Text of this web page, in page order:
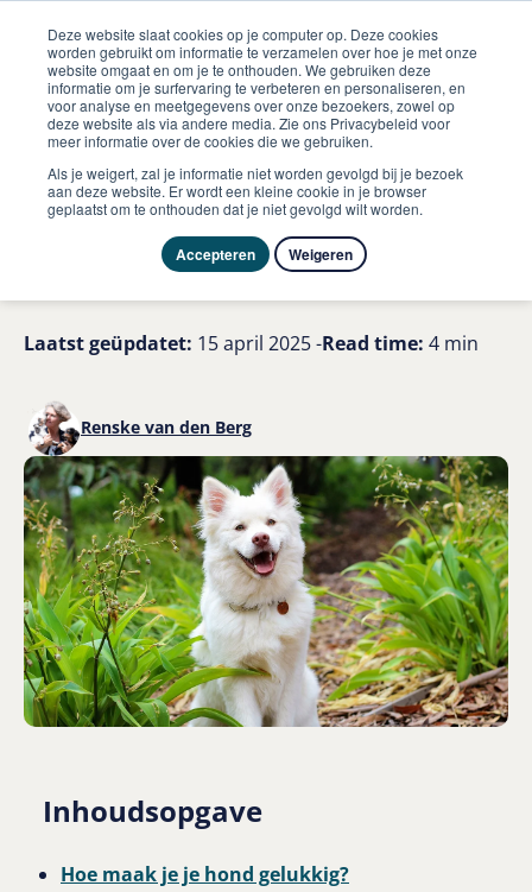
Deze website slaat cookies op je computer op. Deze cookies
worden gebruikt om informatie te verzamelen over hoe je met onze
website omgaat en om je te onthouden. We gebruiken deze
informatie om je surfervaring te verbeteren en personaliseren, en
voor analyse en meetgegevens over onze bezoekers, zowel op
deze website als via andere media. Zie ons Privacybeleid voor
meer informatie over de cookies die we gebruiken.
Als je weigert, zal je informatie niet worden gevolgd bij je bezoek
aan deze website. Er wordt een kleine cookie in je browser
geplaatst om te onthouden dat je niet gevolgd wilt worden.
Accepteren Weigeren
Hond Wanneer is een hond gelukkig
Hoe herken je een gelukkige
hond en maak je hem
gelukkig?
Laatst geüpdatet: 15 april 2025 -Read time: 4 min
Renske van den Berg
Inhoudsopgave
Hoe maak je je hond gelukkig?